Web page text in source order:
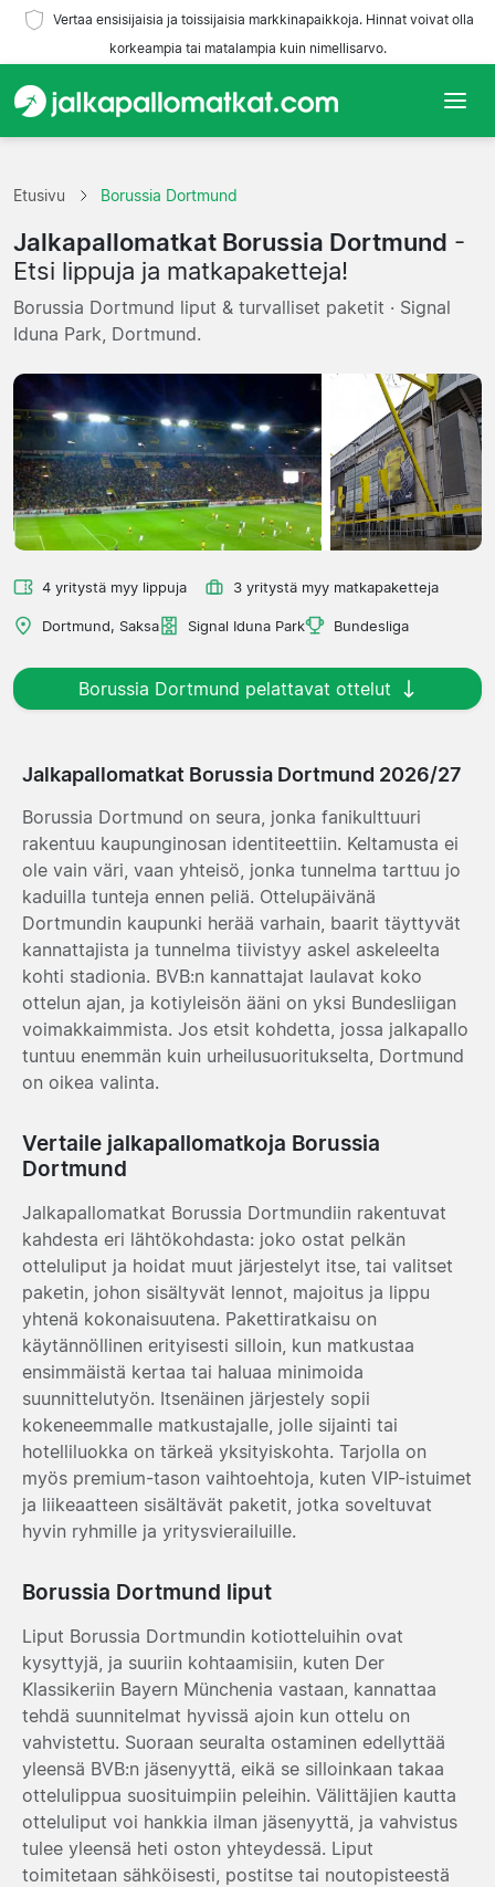
Vertaa ensisijaisia ja toissijaisia markkinapaikkoja. Hinnat voivat olla
korkeampia tai matalampia kuin nimellisarvo.
Joukkueet
Liigat
Matkatoimistoja
Etusivu Borussia Dortmund
Jalkapallomatkat Borussia Dortmund -
Etsi lippuja ja matkapaketteja!
Borussia Dortmund liput & turvalliset paketit · Signal
Iduna Park, Dortmund.
4 yritystä myy lippuja 3 yritystä myy matkapaketteja
Dortmund, Saksa Signal Iduna Park Bundesliga
Borussia Dortmund pelattavat ottelut
Jalkapallomatkat Borussia Dortmund 2026/27
Borussia Dortmund on seura, jonka fanikulttuuri
rakentuu kaupunginosan identiteettiin. Keltamusta ei
ole vain väri, vaan yhteisö, jonka tunnelma tarttuu jo
kaduilla tunteja ennen peliä. Ottelupäivänä
Dortmundin kaupunki herää varhain, baarit täyttyvät
kannattajista ja tunnelma tiivistyy askel askeleelta
kohti stadionia. BVB:n kannattajat laulavat koko
ottelun ajan, ja kotiyleisön ääni on yksi Bundesliigan
voimakkaimmista. Jos etsit kohdetta, jossa jalkapallo
tuntuu enemmän kuin urheilusuoritukselta, Dortmund
on oikea valinta.
Vertaile jalkapallomatkoja Borussia
Dortmund
Jalkapallomatkat Borussia Dortmundiin rakentuvat
kahdesta eri lähtökohdasta: joko ostat pelkän
otteluliput ja hoidat muut järjestelyt itse, tai valitset
paketin, johon sisältyvät lennot, majoitus ja lippu
yhtenä kokonaisuutena. Pakettiratkaisu on
käytännöllinen erityisesti silloin, kun matkustaa
ensimmäistä kertaa tai haluaa minimoida
suunnittelutyön. Itsenäinen järjestely sopii
kokeneemmalle matkustajalle, jolle sijainti tai
hotelliluokka on tärkeä yksityiskohta. Tarjolla on
myös premium-tason vaihtoehtoja, kuten VIP-istuimet
ja liikeaatteen sisältävät paketit, jotka soveltuvat
hyvin ryhmille ja yritysvierailuille.
Borussia Dortmund liput
Liput Borussia Dortmundin kotiotteluihin ovat
kysyttyjä, ja suuriin kohtaamisiin, kuten Der
Klassikeriin Bayern Münchenia vastaan, kannattaa
tehdä suunnitelmat hyvissä ajoin kun ottelu on
vahvistettu. Suoraan seuralta ostaminen edellyttää
yleensä BVB:n jäsenyyttä, eikä se silloinkaan takaa
ottelulippua suosituimpiin peleihin. Välittäjien kautta
otteluliput voi hankkia ilman jäsenyyttä, ja vahvistus
tulee yleensä heti oston yhteydessä. Liput
toimitetaan sähköisesti, postitse tai noutopisteestä